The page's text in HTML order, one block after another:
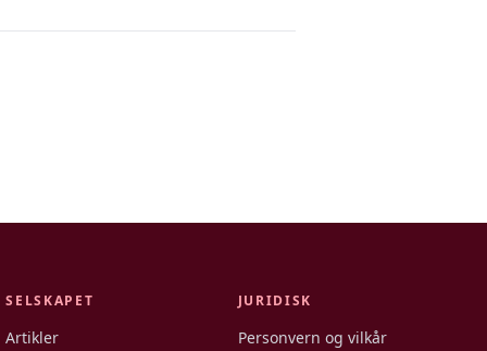
SELSKAPET
Artikler
JURIDISK
Personvern og vilkår